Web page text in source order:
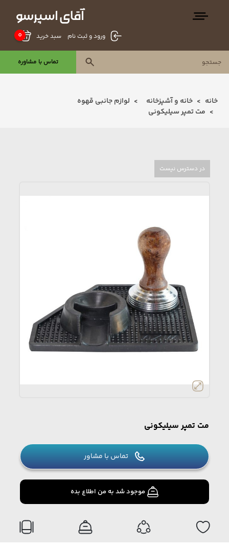
ورود و ثبت نام 0 سبد خرید
تماس با مشاوره
خانه خانه و آشپزخانه
لوازم جانبی قهوه
مت تمپر سیلیکونی
در دسترس نیست
مت تمپر سیلیکونی
تماس با مشاور
موجود شد به من اطلاع بده